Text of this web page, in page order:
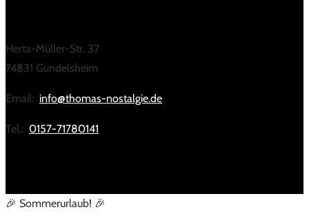
Herta-Müller-Str. 37
74831 Gundelsheim
Email: info@thomas-nostalgie.de
Tel.: 0157-71780141
🎉 Sommerurlaub! 🎉